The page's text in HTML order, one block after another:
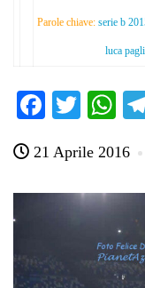
Parole chiave: serie b
luca
Fa
bo
ok
T
tte
r
W
ts
A
pp
21 Aprile 2016